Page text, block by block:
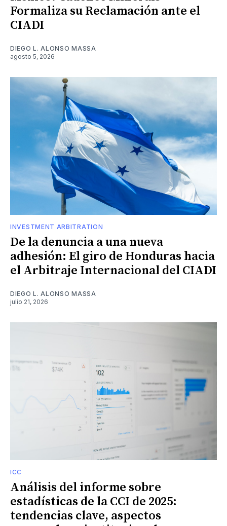
Formaliza su Reclamación ante el
CIADI
DIEGO L. ALONSO MASSA
agosto 5, 2026
INVESTMENT ARBITRATION
De la denuncia a una nueva
adhesión: El giro de Honduras hacia
el Arbitraje Internacional del CIADI
DIEGO L. ALONSO MASSA
julio 21, 2026
ICC
Análisis del informe sobre
estadísticas de la CCI de 2025:
tendencias clave, aspectos